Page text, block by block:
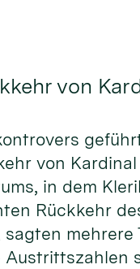
von
von
in dem
Rückkehr